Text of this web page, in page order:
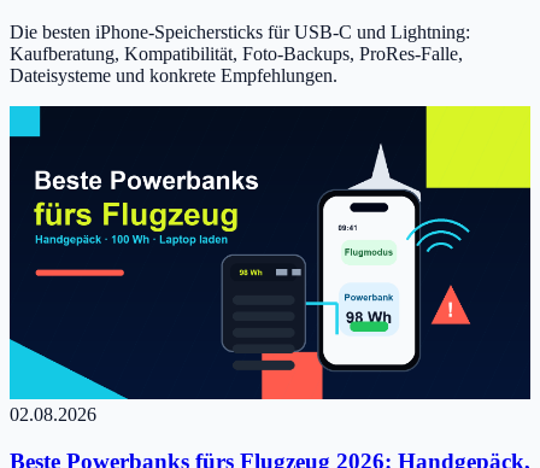
Die besten iPhone-Speichersticks für USB-C und Lightning:
Kaufberatung, Kompatibilität, Foto-Backups, ProRes-Falle,
Dateisysteme und konkrete Empfehlungen.
02.08.2026
Beste Powerbanks fürs Flugzeug 2026: Handgepäck,